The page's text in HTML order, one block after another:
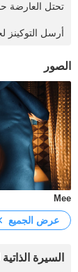
تحتل العارضة
أرسل التوكينز
الصور
Mee
عرض الجميع
السيرة